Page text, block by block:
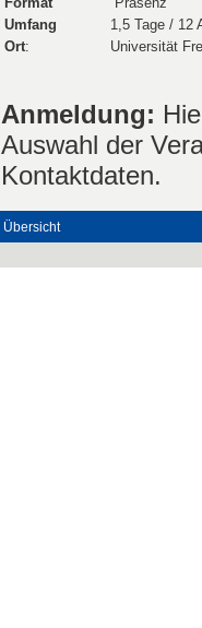
Umfang
1,5 Tage / 12
Ort: Universität
Anmeldung:
Auswahl der
Kontaktdaten.
Übersicht